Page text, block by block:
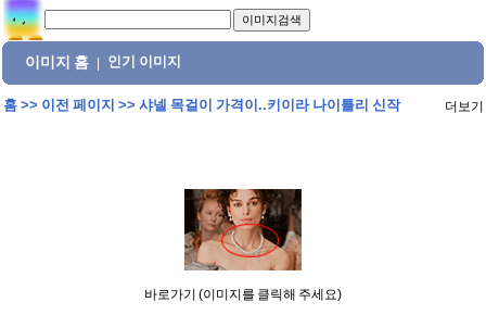
이미지 홈 인기 이미지
홈>> 이전 페이지 >> 샤넬 목걸이 가격이..키이라 나이틀리 신작 더보기
바로가기 (이미지를 클릭해 주세요)